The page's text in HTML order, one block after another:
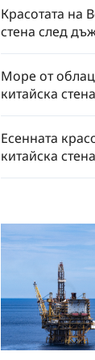
Красотата на
стена след
Море от
китайска стена
Есенната
китайска стена